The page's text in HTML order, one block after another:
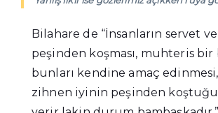
Bilahare de “İnsanların servet
peşinden koşması, muhteris
bunları kendine amaç
zihnen iyinin peşinden